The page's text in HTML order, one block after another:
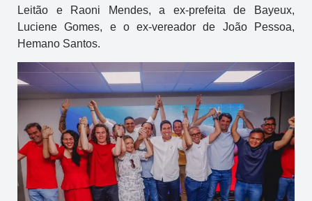
Leitão e Raoni Mendes, a ex-prefeita de Bayeux,
Luciene Gomes, e o ex-vereador de João Pessoa,
Hemano Santos.